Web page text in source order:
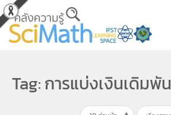
Skip to main content
Tag: การแบ่งเงินเดิมพัน